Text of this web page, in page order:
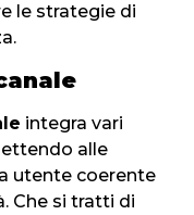
le strategie di
integra vari
alle
utente coerente
Che si tratti di